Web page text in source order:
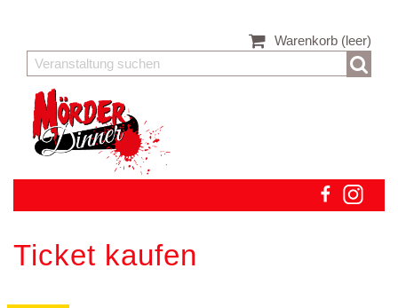
Warenkorb (leer)
Ticket kaufen